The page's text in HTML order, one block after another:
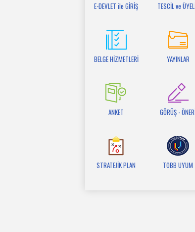
E-DEVLET ile GİRİŞ TESCİL ve
BELGE HİZMETLERİ YAYINLAR
ANKET GÖRÜŞ -
STRATEJİK PLAN TOBB UYUM